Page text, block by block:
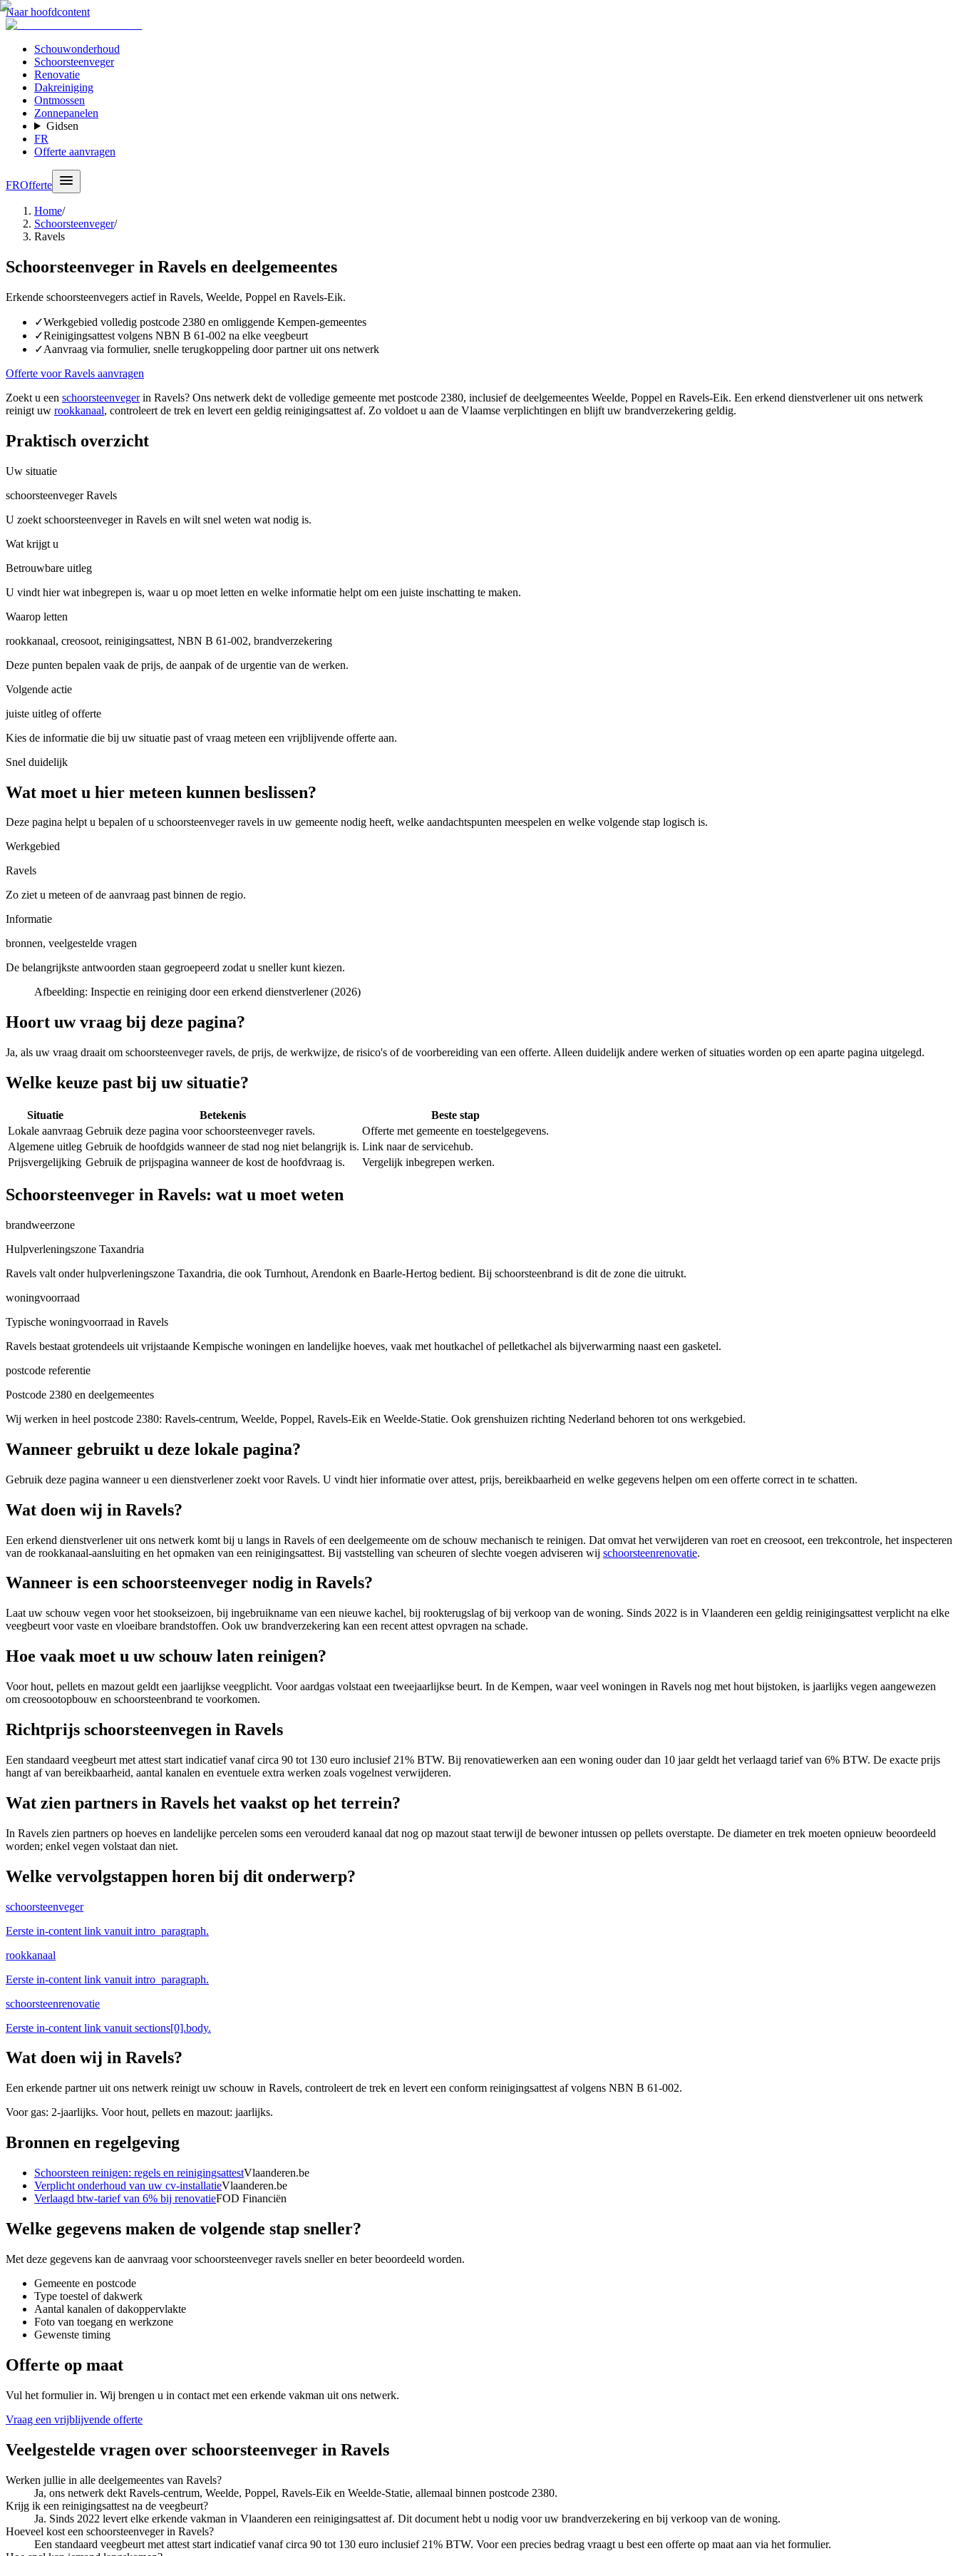
Naar hoofdcontent
Schouwonderhoud
Schoorsteenveger
Renovatie
Dakreiniging
Ontmossen
Zonnepanelen
Gidsen
FR
Offerte aanvragen
FROfferte
Home/
Schoorsteenveger/
Ravels
Schoorsteenveger in Ravels en deelgemeentes
Erkende schoorsteenvegers actief in Ravels, Weelde, Poppel en Ravels-Eik.
✓Werkgebied volledig postcode 2380 en omliggende Kempen-gemeentes
✓Reinigingsattest volgens NBN B 61-002 na elke veegbeurt
✓Aanvraag via formulier, snelle terugkoppeling door partner uit ons netwerk
Offerte voor Ravels aanvragen
Zoekt u een schoorsteenvegerin Ravels? Ons netwerk dekt de volledige gemeente met postcode 2380, inclusief de deelgemeentes Weelde, Poppel en Ravels-Eik. Een erkend dienstverlener uit ons netwerk
reinigt uw rookkanaal, controleert de trek en levert een geldig reinigingsattest af. Zo voldoet u aan de Vlaamse verplichtingen en blijft uw brandverzekering geldig.
Praktisch overzicht
Uw situatie
schoorsteenveger Ravels
U zoekt schoorsteenveger in Ravels en wilt snel weten wat nodig is.
Wat krijgt u
Betrouwbare uitleg
U vindt hier wat inbegrepen is, waar u op moet letten en welke informatie helpt om een juiste inschatting te maken.
Waarop letten
rookkanaal, creosoot, reinigingsattest, NBN B 61-002, brandverzekering
Deze punten bepalen vaak de prijs, de aanpak of de urgentie van de werken.
Volgende actie
juiste uitleg of offerte
Kies de informatie die bij uw situatie past of vraag meteen een vrijblijvende offerte aan.
Snel duidelijk
Wat moet u hier meteen kunnen beslissen?
Deze pagina helpt u bepalen of u schoorsteenveger ravels in uw gemeente nodig heeft, welke aandachtspunten meespelen en welke volgende stap logisch is.
Werkgebied
Ravels
Zo ziet u meteen of de aanvraag past binnen de regio.
Informatie
bronnen, veelgestelde vragen
De belangrijkste antwoorden staan gegroepeerd zodat u sneller kunt kiezen.
Afbeelding: Inspectie en reiniging door een erkend dienstverlener (2026)
Hoort uw vraag bij deze pagina?
Ja, als uw vraag draait om schoorsteenveger ravels, de prijs, de werkwijze, de risico's of de voorbereiding van een offerte. Alleen duidelijk andere werken of situaties worden op een aparte pagina uitgelegd.
Welke keuze past bij uw situatie?
Situatie Betekenis
Beste stap
Lokale aanvraag Gebruik deze pagina voor schoorsteenveger ravels.
Offerte met gemeente en toestelgegevens.
Algemene uitleg Gebruik de hoofdgids wanneer de stad nog niet belangrijk is. Link naar de servicehub.
Prijsvergelijking Gebruik de prijspagina wanneer de kost de hoofdvraag is. Vergelijk inbegrepen werken.
Schoorsteenveger in Ravels: wat u moet weten
brandweerzone
Hulpverleningszone Taxandria
Ravels valt onder hulpverleningszone Taxandria, die ook Turnhout, Arendonk en Baarle-Hertog bedient. Bij schoorsteenbrand is dit de zone die uitrukt.
woningvoorraad
Typische woningvoorraad in Ravels
Ravels bestaat grotendeels uit vrijstaande Kempische woningen en landelijke hoeves, vaak met houtkachel of pelletkachel als bijverwarming naast een gasketel.
postcode referentie
Postcode 2380 en deelgemeentes
Wij werken in heel postcode 2380: Ravels-centrum, Weelde, Poppel, Ravels-Eik en Weelde-Statie. Ook grenshuizen richting Nederland behoren tot ons werkgebied.
Wanneer gebruikt u deze lokale pagina?
Gebruik deze pagina wanneer u een dienstverlener zoekt voorRavels. U vindt hier informatie over attest, prijs, bereikbaarheid en welke gegevens helpen om een offerte correct in te schatten.
Wat doen wij in Ravels?
Een erkend dienstverlener uit ons netwerk komt bij u langs in Ravels of een deelgemeente om de schouw mechanisch te reinigen. Dat omvat het verwijderen van roet en creosoot, een trekcontrole, het inspecteren
van de rookkanaal-aansluiting en het opmaken van een reinigingsattest. Bij vaststelling van scheuren of slechte voegen adviseren wij schoorsteenrenovatie.
Wanneer is een schoorsteenveger nodig in Ravels?
Laat uw schouw vegen voor het stookseizoen, bij ingebruikname van een nieuwe kachel, bij rookterugslag of bij verkoop van de woning. Sinds 2022 is in Vlaanderen een geldig reinigingsattest verplicht na elke
veegbeurt voor vaste en vloeibare brandstoffen. Ook uw brandverzekering kan een recent attest opvragen na schade.
Hoe vaak moet u uw schouw laten reinigen?
Voor hout, pellets en mazout geldt een jaarlijkse veegplicht. Voor aardgas volstaat een tweejaarlijkse beurt. In de Kempen, waar veel woningen in Ravels nog met hout bijstoken, is jaarlijks vegen aangewezen
om creosootopbouw en schoorsteenbrand te voorkomen.
Richtprijs schoorsteenvegen in Ravels
Een standaard veegbeurt met attest start indicatief vanaf circa 90 tot 130 euro inclusief 21% BTW. Bij renovatiewerken aan een woning ouder dan 10 jaar geldt het verlaagd tarief van 6% BTW. De exacte prijs
hangt af van bereikbaarheid, aantal kanalen en eventuele extra werken zoals vogelnest verwijderen.
Wat zien partners in Ravels het vaakst op het terrein?
In Ravels zien partners op hoeves en landelijke percelen soms een verouderd kanaal dat nog op mazout staat terwijl de bewoner intussen op pellets overstapte. De diameter en trek moeten opnieuw beoordeeld
worden; enkel vegen volstaat dan niet.
Welke vervolgstappen horen bij dit onderwerp?
schoorsteenveger
Eerste in-content link vanuit intro_paragraph.
rookkanaal
Eerste in-content link vanuit intro_paragraph.
schoorsteenrenovatie
Eerste in-content link vanuit sections[0].body.
Wat doen wij in Ravels?
Een erkende partner uit ons netwerk reinigt uw schouw in Ravels, controleert de trek en levert een conform reinigingsattest af volgens NBN B 61-002.
Voor gas: 2-jaarlijks. Voor hout, pellets en mazout: jaarlijks.
Bronnen en regelgeving
Schoorsteen reinigen: regels en reinigingsattestVlaanderen.be
Verplicht onderhoud van uw cv-installatieVlaanderen.be
Verlaagd btw-tarief van 6% bij renovatieFOD Financiën
Welke gegevens maken de volgende stap sneller?
Met deze gegevens kan de aanvraag voorschoorsteenveger ravels sneller en beter beoordeeld worden.
Gemeente en postcode
Type toestel of dakwerk
Aantal kanalen of dakoppervlakte
Foto van toegang en werkzone
Gewenste timing
Offerte op maat
Vul het formulier in. Wij brengen u in contact met een erkende vakman uit ons netwerk.
Vraag een vrijblijvende offerte
Veelgestelde vragen over schoorsteenveger in Ravels
Werken jullie in alle deelgemeentes van Ravels?
Ja, ons netwerk dekt Ravels-centrum, Weelde, Poppel, Ravels-Eik en Weelde-Statie, allemaal binnen postcode 2380.
Krijg ik een reinigingsattest na de veegbeurt?
Ja. Sinds 2022 levert elke erkende vakman in Vlaanderen een reinigingsattest af. Dit document hebt u nodig voor uw brandverzekering en bij verkoop van de woning.
Hoeveel kost een schoorsteenveger in Ravels?
Een standaard veegbeurt met attest start indicatief vanaf circa 90 tot 130 euro inclusief 21% BTW. Voor een precies bedrag vraagt u best een offerte op maat aan via het formulier.